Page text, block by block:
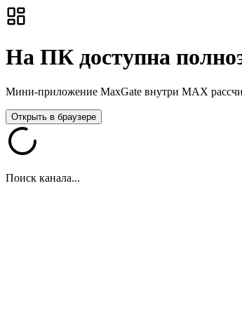
На ПК доступна
Мини-приложение MaxGate внутри MAX
Открыть в браузере
Поиск канала...